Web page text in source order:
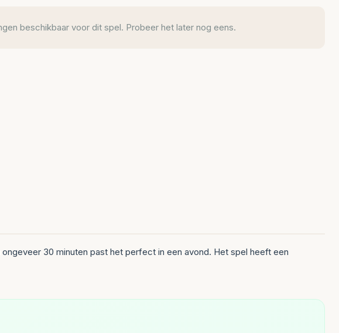
beschikbaar voor dit spel. Probeer het later nog eens.
30 minuten past het perfect in een avond. Het spel heeft een